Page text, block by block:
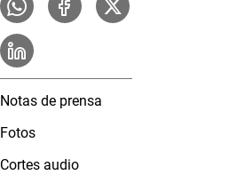
Notas de prensa
Fotos
Cortes audio